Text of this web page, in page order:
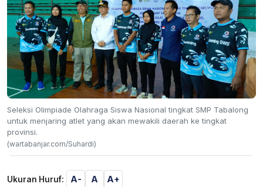
Seleksi Olimpiade Olahraga Siswa Nasional tingkat SMP Tabalong
untuk menjaring atlet yang akan mewakili daerah ke tingkat
provinsi.
(wartabanjar.com/Suhardi)
Ukuran Huruf: A- A A+